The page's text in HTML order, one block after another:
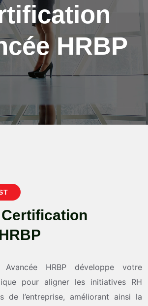
HRBP
Certification
HRBP
HRBP développe votre
pour aligner les initiatives RH
de l’entreprise, améliorant ainsi la